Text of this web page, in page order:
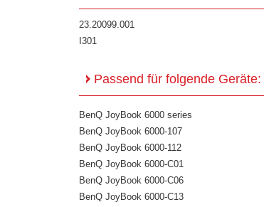
23.20099.001
I301
Passend für folgende Geräte:
BenQ JoyBook 6000 series
BenQ JoyBook 6000-107
BenQ JoyBook 6000-112
BenQ JoyBook 6000-C01
BenQ JoyBook 6000-C06
BenQ JoyBook 6000-C13